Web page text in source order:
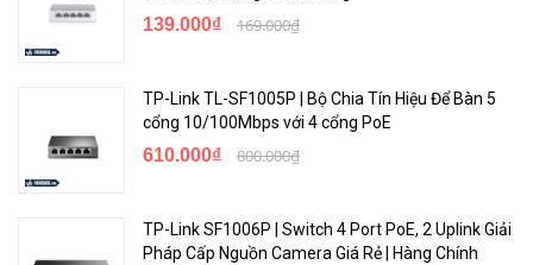
139.000₫ 169.000₫
TP-Link TL-SF1005P | Bộ Chia Tín Hiệu Để Bàn 5
cổng 10/100Mbps với 4 cổng PoE
610.000₫ 800.000₫
TP-Link SF1006P | Switch 4 Port PoE, 2 Uplink Giải
Pháp Cấp Nguồn Camera Giá Rẻ | Hàng Chính